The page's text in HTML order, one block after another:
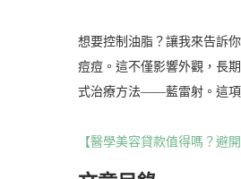
想要控制油脂？讓我來告訴
痘痘。這不僅影響外觀，長
式治療方法——藍雷射。這項
【醫學美容貸款值得嗎？避